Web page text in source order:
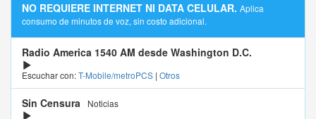
NO REQUIERE INTERNET NI DATA CELULAR. Aplica
consumo de minutos de voz, sin costo adicional.
Radio America 1540 AM desde Washington D.C.
Escuchar con:T-Mobile/metroPCS | Otros
Sin Censura
Noticias